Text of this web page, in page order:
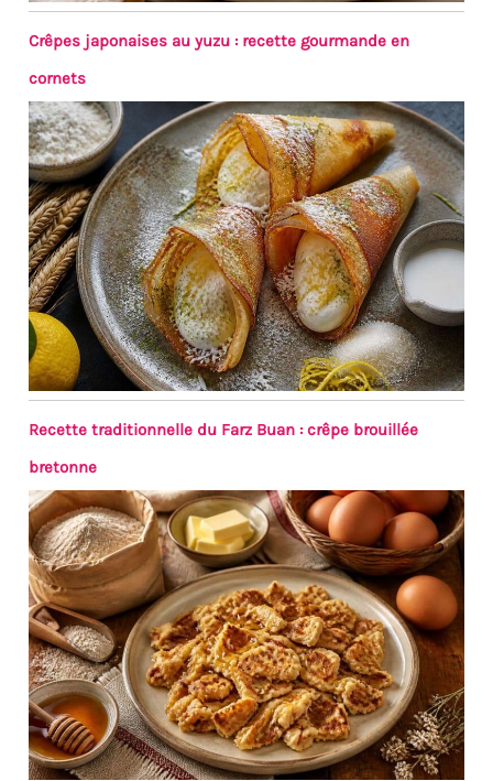
Crêpes japonaises au yuzu : recette gourmande en
cornets
Recette traditionnelle du Farz Buan : crêpe brouillée
bretonne